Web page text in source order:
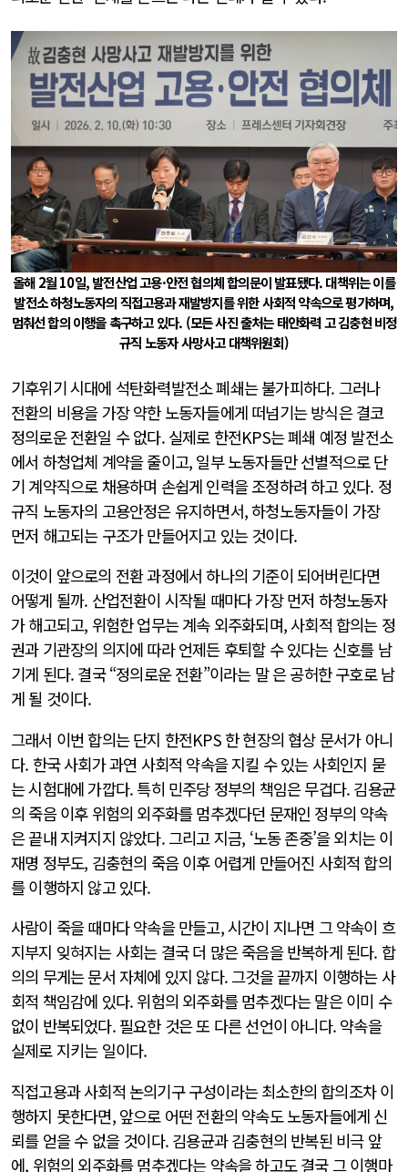
올해 2월 10일, 발전산업 고용·안전 협의체 합의문이 발표됐다. 대책위는 이를
발전소 하청노동자의 직접고용과 재발방지를 위한 사회적 약속으로 평가하며,
멈춰선 합의 이행을 촉구하고 있다. (모든 사진 출처는 태안화력 고 김충현 비정
규직 노동자 사망사고 대책위원회)
기후위기 시대에 석탄화력발전소 폐쇄는 불가피하다. 그러나
전환의 비용을 가장 약한 노동자들에게 떠넘기는 방식은 결코
정의로운 전환일 수 없다. 실제로 한전KPS는 폐쇄 예정 발전소
에서 하청업체 계약을 줄이고, 일부 노동자들만 선별적으로 단
기 계약직으로 채용하며 손쉽게 인력을 조정하려 하고 있다. 정
규직 노동자의 고용안정은 유지하면서, 하청노동자들이 가장
먼저 해고되는 구조가 만들어지고 있는 것이다.
이것이 앞으로의 전환 과정에서 하나의 기준이 되어버린다면
어떻게 될까. 산업전환이 시작될 때마다 가장 먼저 하청노동자
가 해고되고, 위험한 업무는 계속 외주화되며, 사회적 합의는 정
권과 기관장의 의지에 따라 언제든 후퇴할 수 있다는 신호를 남
기게 된다. 결국 “정의로운 전환”이라는 말 은 공허한 구호로 남
게 될 것이다.
그래서 이번 합의는 단지 한전KPS 한 현장의 협상 문서가 아니
다. 한국 사회가 과연 사회적 약속을 지킬 수 있는 사회인지 묻
는 시험대에 가깝다. 특히 민주당 정부의 책임은 무겁다. 김용균
의 죽음 이후 위험의 외주화를 멈추겠다던 문재인 정부의 약속
은 끝내 지켜지지 않았다. 그리고 지금, ‘노동 존중’을 외치는 이
재명 정부도, 김충현의 죽음 이후 어렵게 만들어진 사회적 합의
를 이행하지 않고 있다.
사람이 죽을 때마다 약속을 만들고, 시간이 지나면 그 약속이 흐
지부지 잊혀지는 사회는 결국 더 많은 죽음을 반복하게 된다. 합
의의 무게는 문서 자체에 있지 않다. 그것을 끝까지 이행하는 사
회적 책임감에 있다. 위험의 외주화를 멈추겠다는 말은 이미 수
없이 반복되었다. 필요한 것은 또 다른 선언이 아니다. 약속을
실제로 지키는 일이다.
직접고용과 사회적 논의기구 구성이라는 최소한의 합의조차 이
행하지 못한다면, 앞으로 어떤 전환의 약속도 노동자들에게 신
뢰를 얻을 수 없을 것이다. 김용균과 김충현의 반복된 비극 앞
에, 위험의 외주화를 멈추겠다는 약속을 하고도 결국 그 이행마